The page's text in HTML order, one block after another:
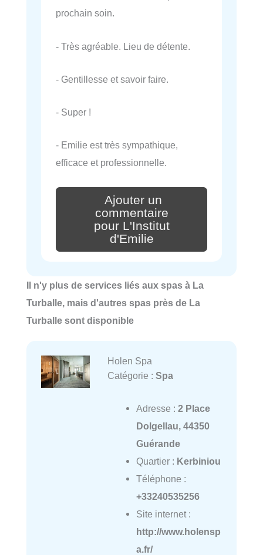
prochain soin.
- Très agréable. Lieu de détente.
- Gentillesse et savoir faire.
- Super !
- Emilie est très sympathique,
efficace et professionnelle.
Ajouter un
commentaire
pour L'Institut
d'Emilie
Il n'y plus de services liés aux spas à La
Turballe, mais d'autres spas près de La
Turballe sont disponible
Holen Spa
Catégorie : Spa
Adresse : 2 Place
Dolgellau, 44350
Guérande
Quartier : Kerbiniou
Téléphone :
+33240535256
Site internet :
http://www.holensp
a.fr/